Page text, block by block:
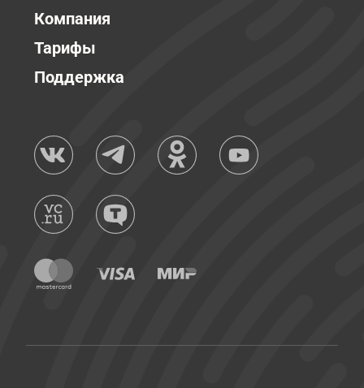
Компания
Тарифы
Поддержка